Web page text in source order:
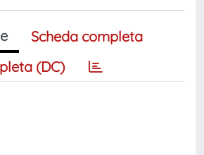
Scheda completa
(DC)